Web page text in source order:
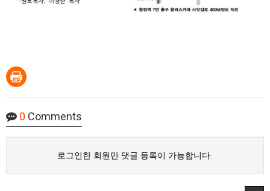
0 Comments
로그인한 회원만 댓글 등록이 가능합니다.